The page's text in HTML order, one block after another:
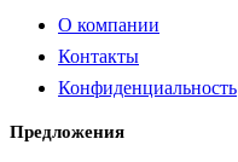
О компании
Контакты
Конфиденциальность
Предложения